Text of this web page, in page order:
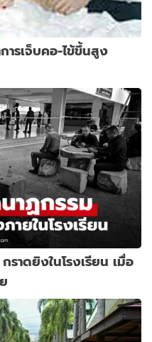
ารเจ็บคอ-ไข้ขึ้นสูง
าดยิงในโรงเรียน เมื่อ